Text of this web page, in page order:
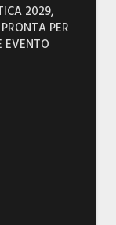
2029,
PER
EVENTO